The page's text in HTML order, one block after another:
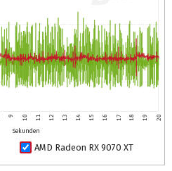
9 10 11 12 13 14 15 16 17 18 19 20
Sekunden
AMD Radeon RX 9070 XT